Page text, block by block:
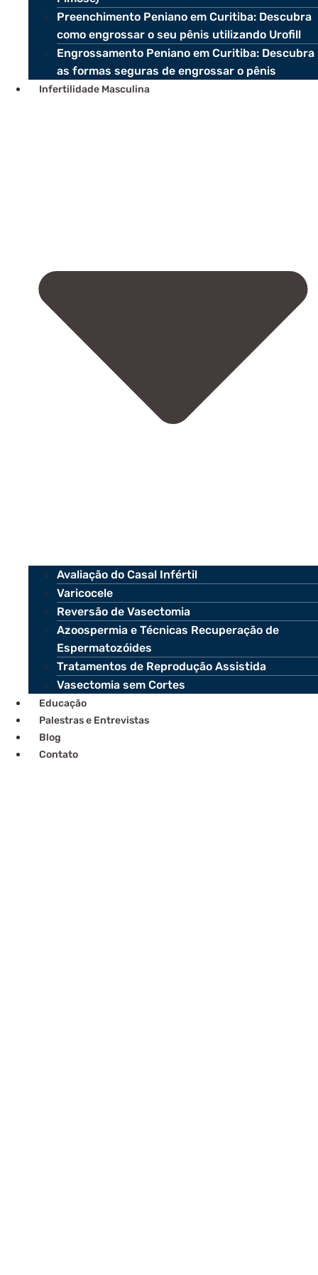
Preenchimento Peniano em Curitiba: Descubra
como engrossar o seu pênis utilizando Urofill
Engrossamento Peniano em Curitiba: Descubra
as formas seguras de engrossar o pênis
Infertilidade Masculina
Avaliação do Casal Infértil
Varicocele
Reversão de Vasectomia
Azoospermia e Técnicas Recuperação de
Espermatozóides
Tratamentos de Reprodução Assistida
Vasectomia sem Cortes
Educação
Palestras e Entrevistas
Blog
Contato